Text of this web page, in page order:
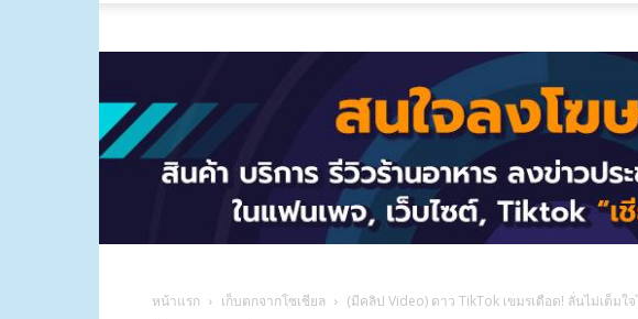
หน้าแรก เก็บตกจากโซเชียล (มีคลิป Video) ดาว TikTok เขมรเดือด! ลั่นไม่เต็ม